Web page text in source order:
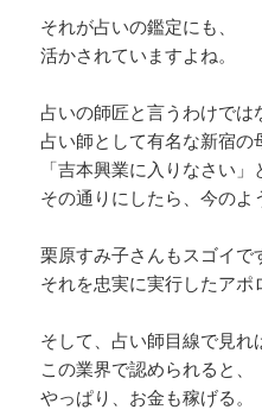
それが占いの鑑定にも、
活かされていますよね。
占いの師匠と言うわけでは
占い師として有名な新宿の
「吉本興業に入りなさい」
その通りにしたら、今のよ
栗原すみ子さんもスゴイで
それを忠実に実行したアポ
そして、占い師目線で見れ
この業界で認められると、
やっぱり、お金も稼げる。